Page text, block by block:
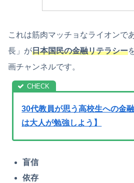
これは筋肉マッチョなライオンで
長」が日本国民の金融リテラシー
画チャンネルです。
30代教員が思う高校生への金
は大人が勉強しよう】
盲信
依存